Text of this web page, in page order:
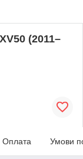
(2011–
Оплата Умови